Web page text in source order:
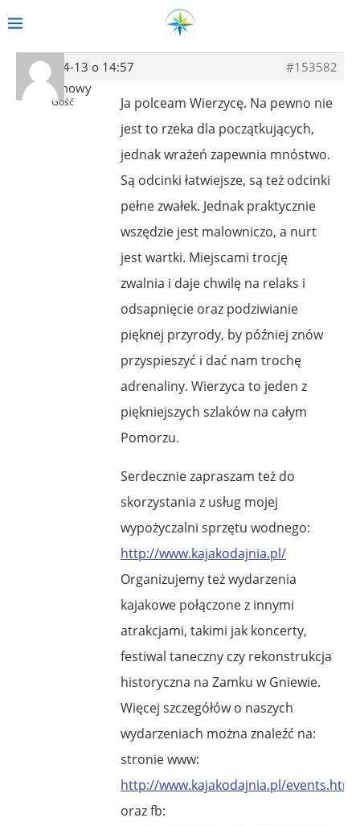
2020-04-13 o 14:57
#153582
Anonimowy
Gość
Ja polceam Wierzycę. Na pewno nie
jest to rzeka dla początkujących,
jednak wrażeń zapewnia mnóstwo.
Są odcinki łatwiejsze, są też odcinki
pełne zwałek. Jednak praktycznie
wszędzie jest malowniczo, a nurt
jest wartki. Miejscami trocję
zwalnia i daje chwilę na relaks i
odsapnięcie oraz podziwianie
pięknej przyrody, by później znów
przyspieszyć i dać nam trochę
adrenaliny. Wierzyca to jeden z
piękniejszych szlaków na całym
Pomorzu.
Serdecznie zapraszam też do
skorzystania z usług mojej
wypożyczalni sprzętu wodnego:
http://www.kajakodajnia.pl/
Organizujemy też wydarzenia
kajakowe połączone z innymi
atrakcjami, takimi jak koncerty,
festiwal taneczny czy rekonstrukcja
historyczna na Zamku w Gniewie.
Więcej szczegółów o naszych
wydarzeniach można znaleźć na:
stronie www:
http://www.kajakodajnia.pl/events.html
oraz fb: